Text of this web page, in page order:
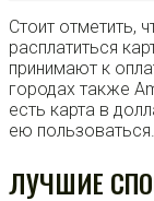
Стоит отметить,
расплатиться
принимают к
городах также
есть карта в
ею пользоваться.
ЛУЧШИЕ